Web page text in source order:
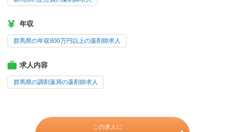
年収
群馬県の年収800万円以上の薬剤師求人
求人内容
群馬県の調剤薬局の薬剤師求人
この求人に